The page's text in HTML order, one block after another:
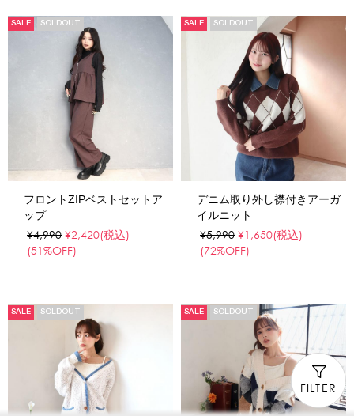
FILTER
SALE SOLDOUT
フロントZIPベストセットア
ップ
¥4,990 ¥2,420(税込)
(51%OFF)
SALE SOLDOUT
デニム取り外し襟付きアーガ
イルニット
¥5,990 ¥1,650(税込)
(72%OFF)
SALE SOLDOUT SALE SOLDOUT